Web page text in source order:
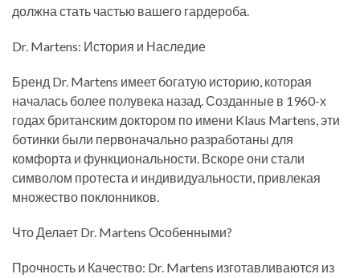
должна стать частью вашего гардероба.
Dr. Martens: История и Наследие
Бренд Dr. Martens имеет богатую историю, которая
началась более полувека назад. Созданные в 1960-х
годах британским доктором по имени Klaus Martens, эти
ботинки были первоначально разработаны для
комфорта и функциональности. Вскоре они стали
символом протеста и индивидуальности, привлекая
множество поклонников.
Что Делает Dr. Martens Особенными?
Прочность и Качество: Dr. Martens изготавливаются из